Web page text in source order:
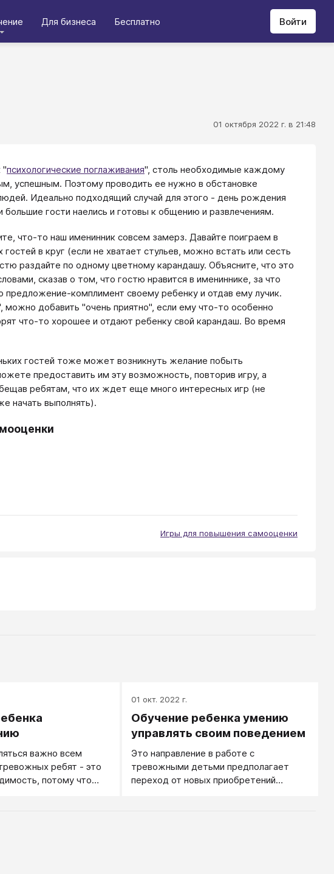
Для бизнеса Бесплатно Войти
01 октября 2022 г. в 21:48
"психологические поглаживания", столь необходимые каждому
успешным. Поэтому проводить ее нужно в обстановке
Идеально подходящий случай для этого - день рождения
гости наелись и готовы к общению и развлечениям.
что-то наш именинник совсем замерз. Давайте поиграем в
в круг (если не хватает стульев, можно встать или сесть
раздайте по одному цветному карандашу. Объясните, что это
сказав о том, что гостю нравится в имениннике, за что
комплимент своему ребенку и отдав ему лучик.
добавить "очень приятно", если ему что-то особенно
что-то хорошее и отдают ребенку свой карандаш. Во время
гостей тоже может возникнуть желание побыть
предоставить им эту возможность, повторив игру, а
ребятам, что их ждет еще много интересных игр (не
начать выполнять).
Игры для повышения самооценки
важно всем
ребят - это
потому что
01 окт. 2022 г.
Обучение ребенка умению
управлять своим поведением
Это направление в работе с
тревожными детьми предполагает
переход от новых приобретений